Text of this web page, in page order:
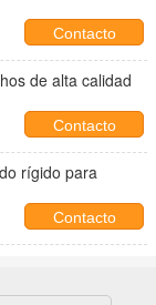
Contacto
de alta calidad
Contacto
rígido para
Contacto